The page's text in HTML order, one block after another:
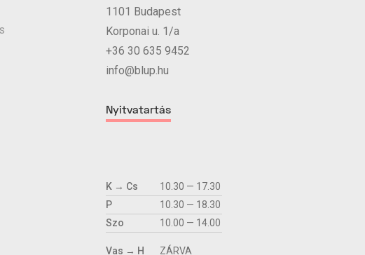
1101 Budapest
Korponai u. 1/a
+36 30 635 9452
info@blup.hu
Nyitvatartás
K → Cs
10.30 — 17.30
P
10.30 — 18.30
Szo
10.00 — 14.00
Vas → H ZÁRVA